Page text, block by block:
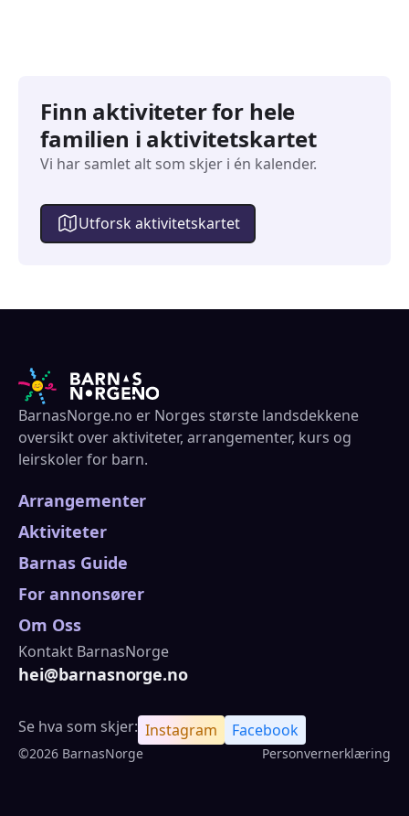
Finn aktiviteter for hele
familien i aktivitetskartet
Vi har samlet alt som skjer i én kalender.
Utforsk aktivitetskartet
BarnasNorge.no er Norges største landsdekkene
oversikt over aktiviteter, arrangementer, kurs og
leirskoler for barn.
Arrangementer
Aktiviteter
Barnas Guide
For annonsører
Om Oss
Kontakt BarnasNorge
hei@barnasnorge.no
Se hva som skjer: Instagram Facebook
©2026 BarnasNorge Personvernerklæring